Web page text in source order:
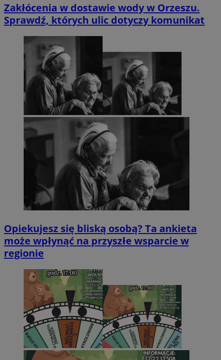
Zakłócenia w dostawie wody w Orzeszu.
Sprawdź, których ulic dotyczy komunikat
Opiekujesz się bliską osobą? Ta ankieta
może wpłynąć na przyszłe wsparcie w
regionie